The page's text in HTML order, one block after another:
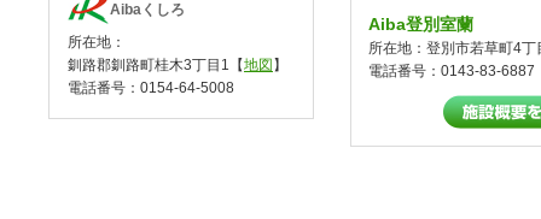
Aiba登別室蘭
所在地：登別市若草町4丁
電話番号：0143-83-6887
Aibaくしろ
所在地：
釧路郡釧路町桂木3丁目1【地図 】
電話番号：0154-64-5008